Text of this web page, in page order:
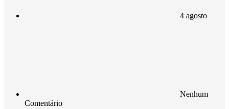
4 agosto
Nenhum
Comentário